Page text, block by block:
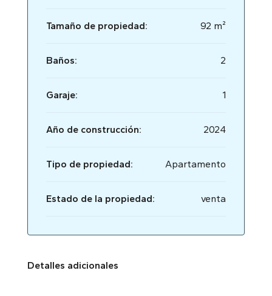
Tamaño de propiedad: 92 m²
Baños: 2
Garaje: 1
Año de construcción: 2024
Tipo de propiedad: Apartamento
Estado de la propiedad: venta
Detalles adicionales